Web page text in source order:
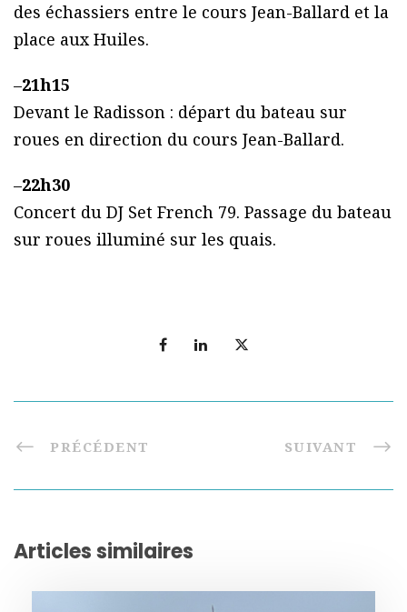
des échassiers entre le cours Jean-Ballard et la
place aux Huiles.
–21h15
Devant le Radisson : départ du bateau sur
roues en direction du cours Jean-Ballard.
–22h30
Concert du DJ Set French 79. Passage du bateau
sur roues illuminé sur les quais.
PRÉCÉDENT SUIVANT
Articles similaires